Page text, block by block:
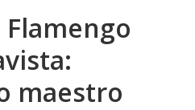
maestro